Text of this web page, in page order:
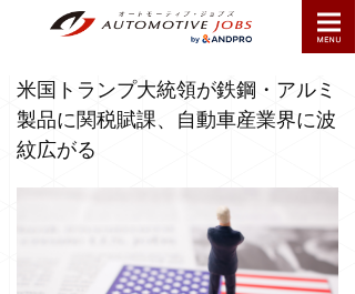
米国トランプ大統領が鉄鋼・アルミ
製品に関税賦課、自動車産業界に波
紋広がる